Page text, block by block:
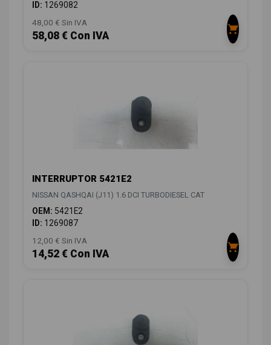
ID: 1269082
48,00 € Sin IVA
58,08 € Con IVA
INTERRUPTOR 5421E2
NISSAN QASHQAI (J11) 1.6 DCI TURBODIESEL CAT
OEM: 5421E2
ID: 1269087
12,00 € Sin IVA
14,52 € Con IVA